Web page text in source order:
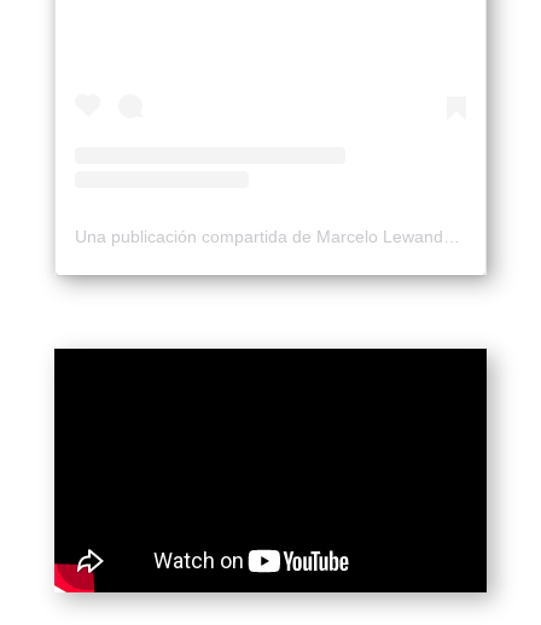
Una publicación compartida de Marcelo Lewandowski (@marcelewan)